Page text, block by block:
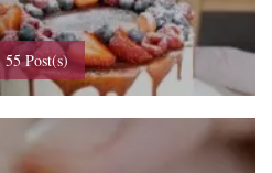
55 Post(s)